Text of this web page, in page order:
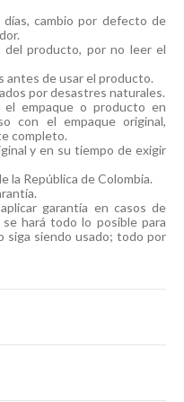
cambio por defecto de
del producto, por no leer el
antes de usar el producto.
por desastres naturales.
empaque o producto en
con el empaque original,
completo.
y en su tiempo de exigir
la República de Colombia.
garantía en casos de
hará todo lo posible para
siga siendo usado; todo por